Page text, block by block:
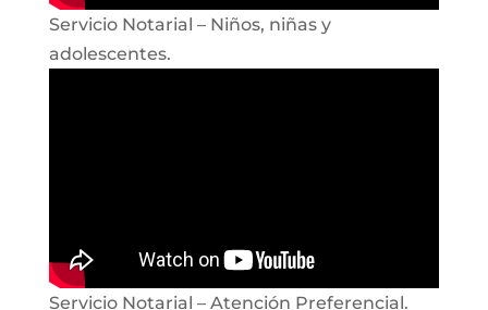
Servicio Notarial – Niños, niñas y
adolescentes.
Servicio Notarial – Atención Preferencial.